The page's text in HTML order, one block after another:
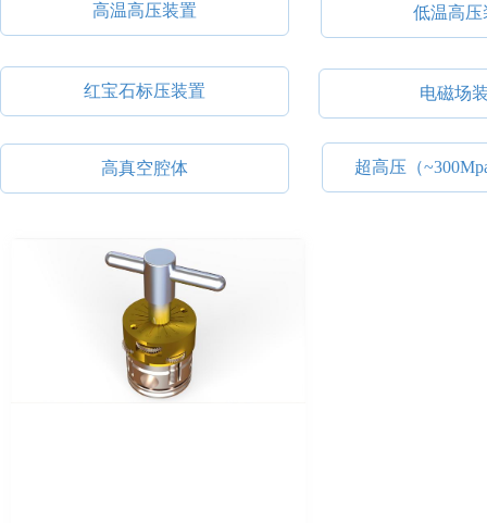
高温高压装置 低温高压
红宝石标压装置 电磁场
高真空腔体 超高压（